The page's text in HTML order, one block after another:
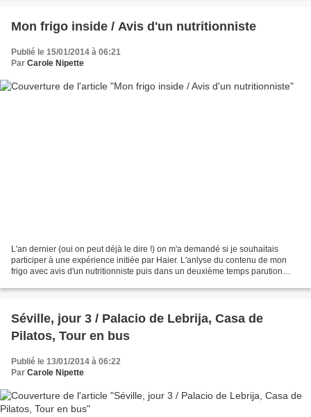
Mon frigo inside / Avis d'un nutritionniste
Publié le 15/01/2014 à 06:21
Par Carole Nipette
L'an dernier (oui on peut déjà le dire !) on m'a demandé si je souhaitais
participer à une expérience initiée par Haier. L'anlyse du contenu de mon
frigo avec avis d'un nutritionniste puis dans un deuxième temps parution
Séville, jour 3 / Palacio de Lebrija, Casa de
Pilatos, Tour en bus
Publié le 13/01/2014 à 06:22
Par Carole Nipette